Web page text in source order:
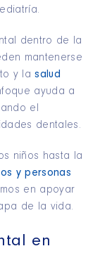
dentro de la
mantenerse
y lasalud
ayuda a
el
dentales.
niños hasta la
y personas
en apoyar
de la vida.
en